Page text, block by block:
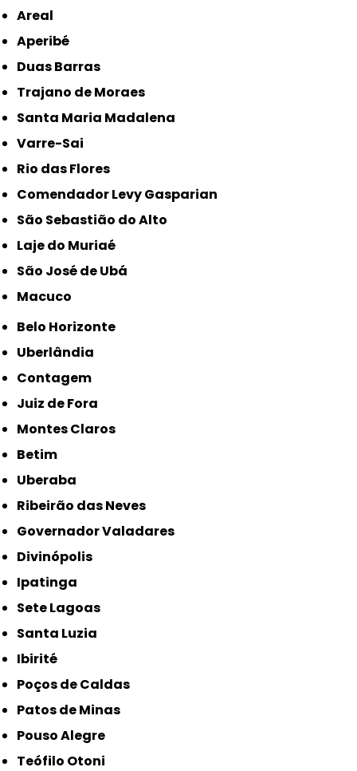
Areal
Aperibé
Duas Barras
Trajano de Moraes
Santa Maria Madalena
Varre-Sai
Rio das Flores
Comendador Levy Gasparian
São Sebastião do Alto
Laje do Muriaé
São José de Ubá
Macuco
Belo Horizonte
Uberlândia
Contagem
Juiz de Fora
Montes Claros
Betim
Uberaba
Ribeirão das Neves
Governador Valadares
Divinópolis
Ipatinga
Sete Lagoas
Santa Luzia
Ibirité
Poços de Caldas
Patos de Minas
Pouso Alegre
Teófilo Otoni